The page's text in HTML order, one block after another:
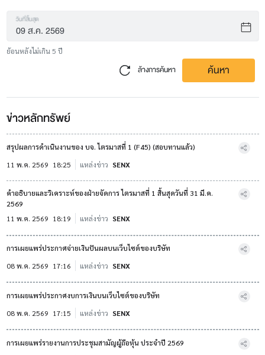
วันที่สิ้นสุด
ย้อนหลังไม่เกิน 5 ปี
ล้างการค้นหา ค้นหา
ข่าวหลักทรัพย์
สรุปผลการดำเนินงานของ บจ. ไตรมาสที่ 1 (F45) (สอบทานแล้ว)
11 พ.ค. 2569 18:25 แหล่งข่าว SENX
คำอธิบายและวิเคราะห์ของฝ่ายจัดการ ไตรมาสที่ 1 สิ้นสุดวันที่ 31 มี.ค.
2569
11 พ.ค. 2569 18:19 แหล่งข่าว SENX
การเผยแพร่ประกาศจ่ายเงินปันผลบนเว็บไซต์ของบริษัท
08 พ.ค. 2569 17:16 แหล่งข่าว SENX
การเผยแพร่ประกาศงบการเงินบนเว็บไซต์ของบริษัท
08 พ.ค. 2569 17:15 แหล่งข่าว SENX
การเผยแพร่รายงานการประชุมสามัญผู้ถือหุ้น ประจำปี 2569